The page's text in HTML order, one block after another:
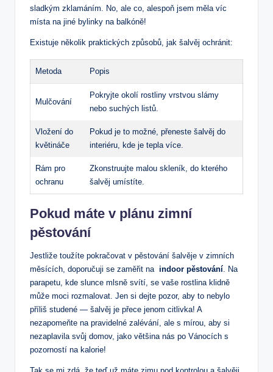
sladkým zklamáním. No, ale co, alespoň⁤ jsem měla‌ víc
místa na jiné⁣ bylinky​ na ⁢balkóně!
Existuje několik⁢ praktických způsobů, jak šalvěj ochránit:
Metoda Popis
Mulčování
Pokryjte⁣ okolí rostliny ‍vrstvou ‌slámy
nebo suchých listů.
Vložení do
květináče
Pokud je to‍ možné, přeneste šalvěj do
interiéru, ⁣kde⁣ je tepla více.
Rám pro
ochranu
Zkonstruujte ‍malou skleník, ⁤do kterého
šalvěj‍ umístíte.
Pokud máte v plánu zimní
pěstování
Jestliže toužíte pokračovat v⁢ pěstování šalvěje v zimních⁢
měsících, doporučuji se zaměřit na ​ indoor pěstování . Na‌
parapetu,​ kde slunce mlsně svítí, ‌se ⁢vaše rostlina⁣ klidně
může moci rozmalovat. Jen si dejte pozor,⁢ aby to nebylo
příliš ⁣studené — šalvěj ‍je přece ​jenom citlivka!‍ A
nezapomeňte ⁤na‍ pravidelné zalévání, ale s mírou, aby si
nezaplavila svůj domov, ‍jako většina ⁣nás po Vánocích ​s
pozorností na kalorie!